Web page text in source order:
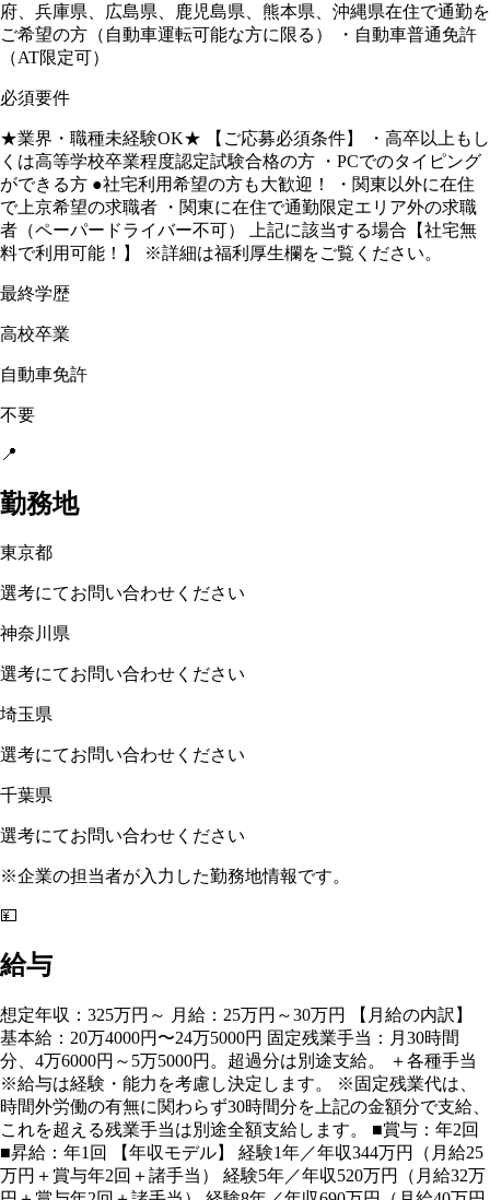
府、兵庫県、広島県、鹿児島県、熊本県、沖縄県在住で通勤を
ご希望の方（自動車運転可能な方に限る） ・自動車普通免許
（AT限定可）
必須要件
★業界・職種未経験OK★ 【ご応募必須条件】 ・高卒以上もし
くは高等学校卒業程度認定試験合格の方 ・PCでのタイピング
ができる方 ●社宅利用希望の方も大歓迎！ ・関東以外に在住
で上京希望の求職者 ・関東に在住で通勤限定エリア外の求職
者（ペーパードライバー不可） 上記に該当する場合【社宅無
料で利用可能！】 ※詳細は福利厚生欄をご覧ください。
最終学歴
高校卒業
自動車免許
不要
📍
勤務地
東京都
選考にてお問い合わせください
神奈川県
選考にてお問い合わせください
埼玉県
選考にてお問い合わせください
千葉県
選考にてお問い合わせください
※企業の担当者が入力した勤務地情報です。
💴
給与
想定年収：325万円～ 月給：25万円～30万円 【月給の内訳】
基本給：20万4000円〜24万5000円 固定残業手当：月30時間
分、4万6000円～5万5000円。超過分は別途支給。 ＋各種手当
※給与は経験・能力を考慮し決定します。 ※固定残業代は、
時間外労働の有無に関わらず30時間分を上記の金額分で支給、
これを超える残業手当は別途全額支給します。 ■賞与：年2回
■昇給：年1回 【年収モデル】 経験1年／年収344万円（月給25
万円＋賞与年2回＋諸手当） 経験5年／年収520万円（月給32万